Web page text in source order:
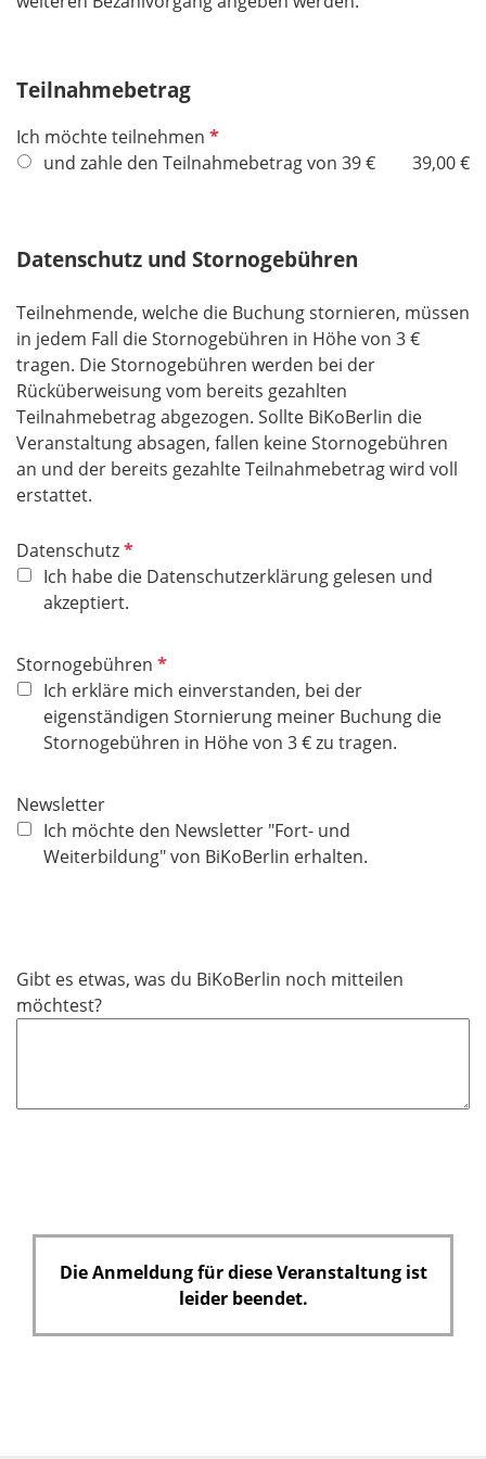
Teilnahmebetrag
Ich möchte teilnehmen P
f
h
f
e
l
d
und zahle den Teilnahmebetrag von 39 € 39,00 €
Datenschutz und Stornogebühren
Teilnehmende, welche die Buchung stornieren, müssen
in jedem Fall die Stornogebühren in Höhe von 3 €
tragen. Die Stornogebühren werden bei der
Rücküberweisung vom bereits gezahlten
Teilnahmebetrag abgezogen. Sollte BiKoBerlin die
Veranstaltung absagen, fallen keine Stornogebühren
an und der bereits gezahlte Teilnahmebetrag wird voll
erstattet.
DatenschutzP
f
l
h
t
f
e
Ich habe die Datenschutzerklärung gelesen und
akzeptiert.
Stornogebühren P
f
l
i
f
e
Ich erkläre mich einverstanden, bei der
eigenständigen Stornierung meiner Buchung die
Stornogebühren in Höhe von 3 € zu tragen.
Newsletter
Ich möchte den Newsletter "Fort- und
Weiterbildung" von BiKoBerlin erhalten.
Gibt es etwas, was du BiKoBerlin noch mitteilen
möchtest?
Die Anmeldung für diese Veranstaltung ist
leider beendet.